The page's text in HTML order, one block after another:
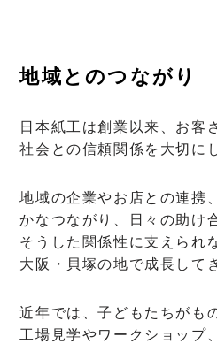
地域とのつながり
日本紙工は創業以来、お客
社会との信頼関係を大切に
地域の企業やお店との連携
かなつながり、日々の助け
そうした関係性に支えられ
大阪・貝塚の地で成長して
近年では、子どもたちがも
工場見学やワークショップ